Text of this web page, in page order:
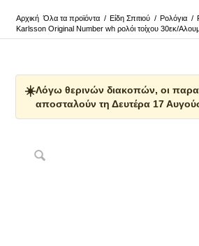
Αρχική Όλα τα προϊόντα / Είδη Σπιτιού / Ρολόγια /
Karlsson Original Number wh ρολόι τοίχου 30εκ/
☀️Λόγω θερινών διακοπών, οι
αποσταλούν τη Δευτέρα 17